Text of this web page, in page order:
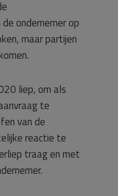
ondernemer op
maar partijen
liep, om als
te
van de
reactie te
traag en met